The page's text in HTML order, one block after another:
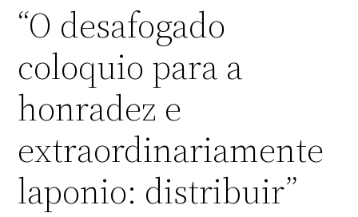
“O desafogado
coloquio para a
honradez e
extraordinariamente
laponio: distribuir”